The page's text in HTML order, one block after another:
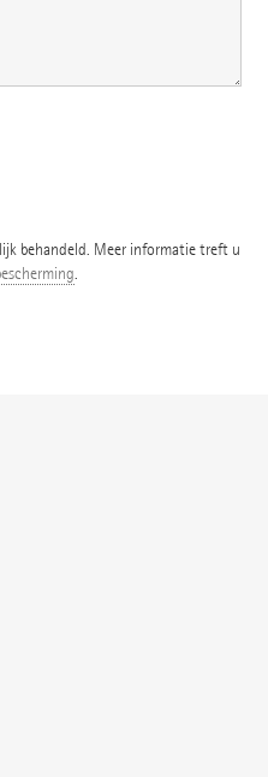
behandeld. Meer informatie treft u
.